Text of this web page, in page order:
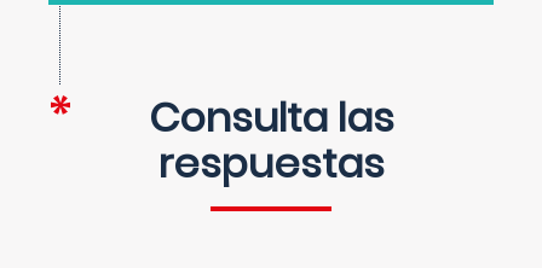
Consulta las
respuestas